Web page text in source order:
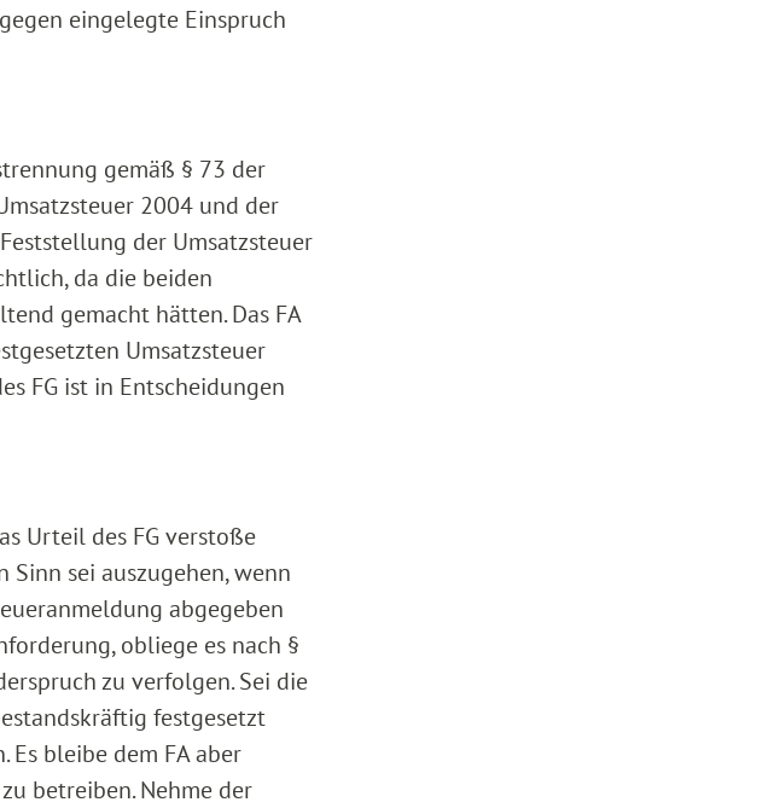
eingelegte Einspruch
gemäß § 73 der
2004 und der
der Umsatzsteuer
da die beiden
gemacht hätten. Das FA
Umsatzsteuer
FG ist in Entscheidungen
Urteil des FG verstoße
Sinn sei auszugehen, wenn
abgegeben
obliege es nach §
zu verfolgen. Sei die
festgesetzt
bleibe dem FA aber
betreiben. Nehme der